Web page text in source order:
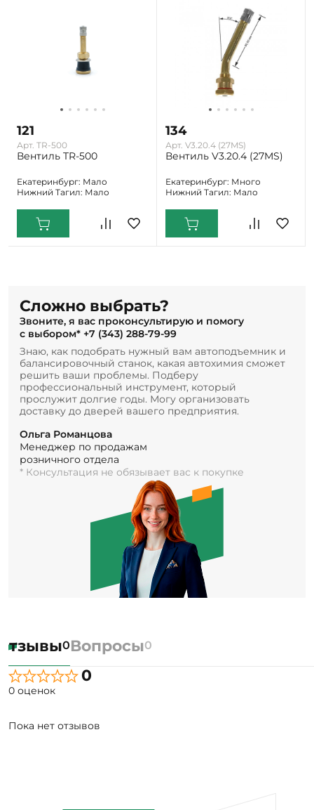
121
Арт. TR-500
Вентиль TR-500
Екатеринбург: Мало
Нижний Тагил: Мало
134
Арт. V3.20.4 (27MS)
Вентиль V3.20.4 (27MS)
Екатеринбург: Много
Нижний Тагил: Мало
Сложно выбрать?
Звоните, я вас проконсультирую и помогу
с выбором* +7 (343) 288-79-99
Знаю, как подобрать нужный вам автоподъемник и
балансировочный станок, какая автохимия сможет
решить ваши проблемы. Подберу
профессиональный инструмент, который
прослужит долгие годы. Могу организовать
доставку до дверей вашего предприятия.
Ольга Романцова
Менеджер по продажам
розничного отдела
* Консультация не обязывает вас к покупке
0Вопросы0
0
0 оценок
Пока нет отзывов